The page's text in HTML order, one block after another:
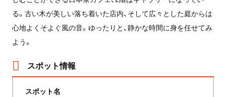
る。古い木が美しい落ち着いた店内、そして広々とした庭からは
心地よくそよぐ風の音。ゆったりと、静かな時間に身を任せてみ
よう。
スポット情報
スポット名